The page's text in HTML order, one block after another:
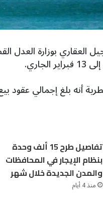
تفاصيل طرح 15 ألف وحدة
بنظام الإيجار في المحافظات
والمدن الجديدة خلال شهر
منذ 4 أيام